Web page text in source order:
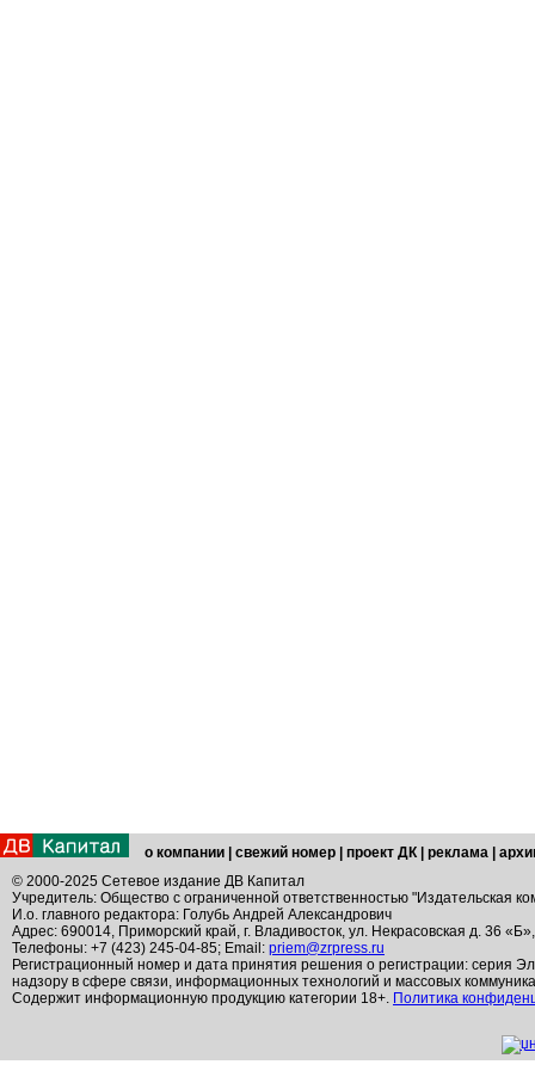
о компании свежий номер проект ДК реклама
© 2000-2025 Сетевое издание ДВ Капитал
Учредитель: Общество с ограниченной ответственностью "Издательская
И.о. главного редактора: Голубь Андрей Александрович
Адрес: 690014, Приморский край, г. Владивосток, ул. Некрасовская д. 36
Телефоны: +7 (423) 245-04-85; Email: priem@zrpress.ru
Регистрационный номер и дата принятия решения о регистрации: серия
надзору в сфере связи, информационных технологий и массовых
Содержит информационную продукцию категории 18+. Политика